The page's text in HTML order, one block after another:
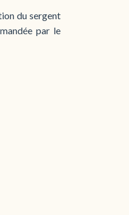
du sergent
par le